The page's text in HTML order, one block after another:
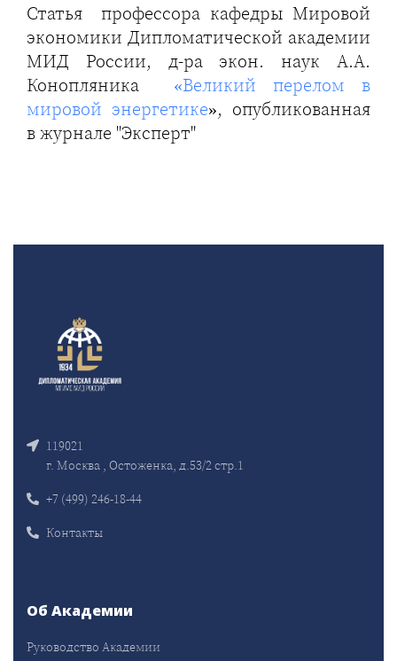
Статья профессора кафедры Мировой
экономики Дипломатической академии
МИД России, д-ра экон. наук А.А.
Конопляника
«Великий перелом в
мировой энергетике», опубликованная
в журнале "Эксперт"
119021
г. Москва , Остоженка, д.53/2 стр.1
+7 (499) 246-18-44
Контакты
Об Академии
Руководство Академии